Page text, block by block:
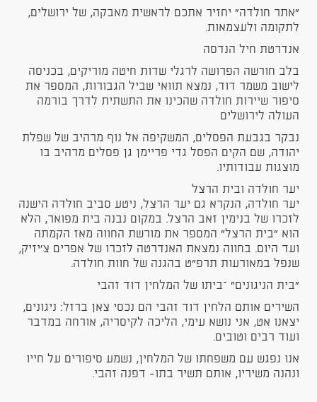
"אתר חולדה" יחזיר אתכם לראשית מאבקה, של ירושלים,
לתקומה ולעצמאות.
אנדרטת חיל הנדסה
בלב חורשה הפרושה לרגלי שדות חיטה מוריקים, בכניסה
לישוב משמר דוד, נמצא תוואי שביל הגבורות, המספר את
סיפור שיירות חולדה שהכינו את התשתית לדרך בורמה
העולה לירושלים
נבקר בגבעת הפסלים, המשקיפה אל נוף מרהיב של שפלת
יהודה, שם הקים הפסל גדי פריימן גן פסלים מרהיב בו
מוצגות עבודותיו.
יער חולדה ובית הרצל
יער חולדה, הנקרא גם יער הרצל, ניטע סביב חולדה הישנה
לזכרו של בנימין זאב הרצל. במקום נבנה בית מפואר, הלא
הוא "בית הרצל" המספר את מורשת החווה מאז הקמתה
ועד היום. בחווה נמצאת האנדרטה לזכרו של אפרים צ'יזיק,
שנפל במאורעות תרפ"ט בהגנה של חוות חולדה.
"בית הניגונים" –ביתו של המלחין דוד זהבי
השירים אותם הלחין דוד זהבי הם נכסי צאן ברזל: ניגונים,
יצאנו אט, אני נושא עימי, הליכה לקיסריה, אורחה במדבר
ועוד רבים וטובים.
אנו נפגש עם משפחתו של המלחין, נשמע סיפורים על חייו
ונהנה משיריו, אותם תשיר בתו- דפנה זהבי.